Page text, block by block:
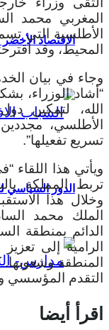
الاقتصاد
الدور السياسي
المغربي محمد
الأطلسية التي
المحيط، وقد
وجاء في بيان
“أشاد الوزراء،
الله، لتمكين
الأطلسي،
تسريع تفعيلها”.
ويأتي هذا اللقاء
تربط المملكة
وخلال هذا
الملك محمد
الدائم بمنطقة
الرامية إلى تعزيز
المنطقة وشعوبها.
التقدم المؤسسي
اقرأ أيضا